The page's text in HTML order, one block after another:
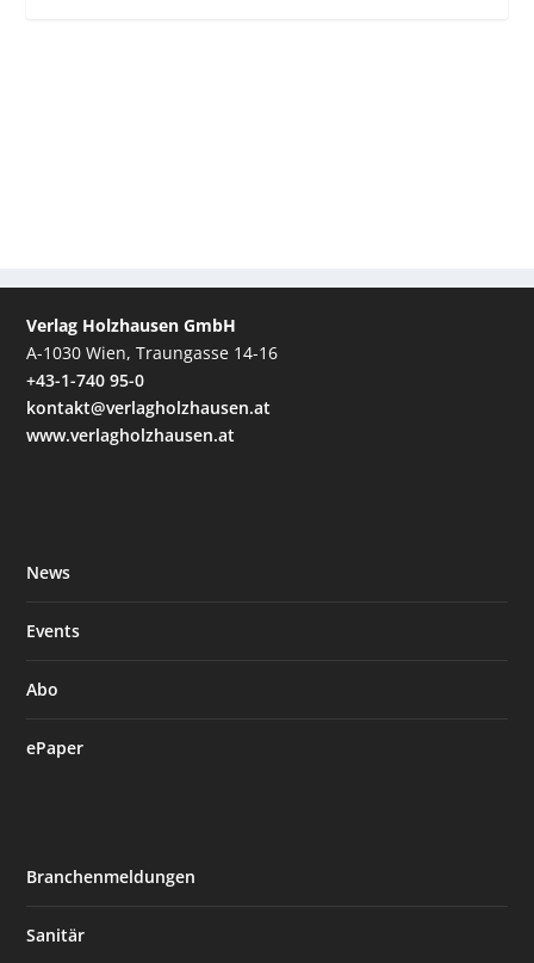
Verlag Holzhausen GmbH
A-1030 Wien, Traungasse 14-16
+43-1-740 95-0
kontakt@verlagholzhausen.at
www.verlagholzhausen.at
News
Events
Abo
ePaper
Branchenmeldungen
Sanitär